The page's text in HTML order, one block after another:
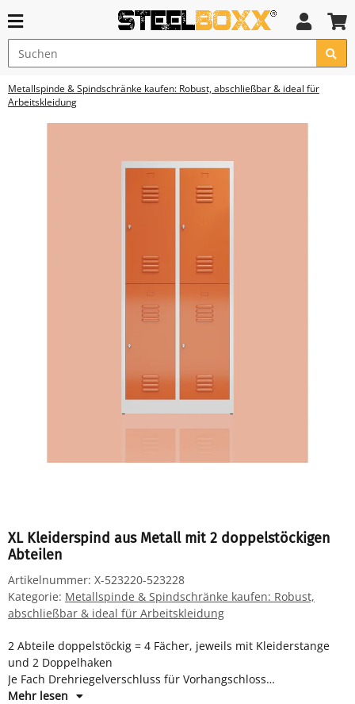
Metallspinde & Spindschränke kaufen: Robust, abschließbar & ideal für
Arbeitskleidung
XL Kleiderspind aus Metall mit 2 doppelstöckigen
Abteilen
Artikelnummer: X-523220-523228
Kategorie: Metallspinde & Spindschränke kaufen: Robust,
abschließbar & ideal für Arbeitskleidung
2 Abteile doppelstöckig = 4 Fächer, jeweils mit Kleiderstange
und 2 Doppelhaken
Je Fach Drehriegelverschluss für Vorhangschloss
Maße: H 1800 x B 800 x T 500 mm
Mehr lesen